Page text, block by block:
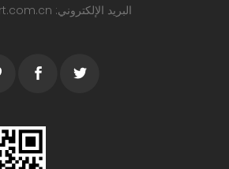
البريد الإلكتروني: jjhuirong@jjhrt.com.cn